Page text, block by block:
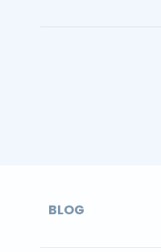
BLOG